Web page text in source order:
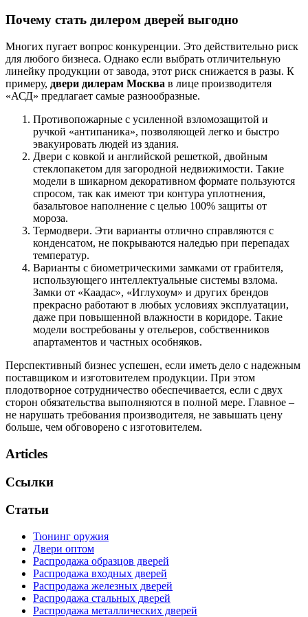
Почему стать дилером дверей выгодно
Многих пугает вопрос конкуренции. Это действительно риск
для любого бизнеса. Однако если выбрать отличительную
линейку продукции от завода, этот риск снижается в разы. К
примеру, двери дилерам Москва в лице производителя
«АСД» предлагает самые разнообразные.
Противопожарные с усиленной взломозащитой и
ручкой «антипаника», позволяющей легко и быстро
эвакуировать людей из здания.
Двери с ковкой и английской решеткой, двойным
стеклопакетом для загородной недвижимости. Такие
модели в шикарном декоративном формате пользуются
спросом, так как имеют три контура уплотнения,
базальтовое наполнение с целью 100% защиты от
мороза.
Термодвери. Эти варианты отлично справляются с
конденсатом, не покрываются наледью при перепадах
температур.
Варианты с биометрическими замками от грабителя,
использующего интеллектуальные системы взлома.
Замки от «Каадас», «Иглухоум» и других брендов
прекрасно работают в любых условиях эксплуатации,
даже при повышенной влажности в коридоре. Такие
модели востребованы у отельеров, собственников
апартаментов и частных особняков.
Перспективный бизнес успешен, если иметь дело с надежным
поставщиком и изготовителем продукции. При этом
плодотворное сотрудничество обеспечивается, если с двух
сторон обязательства выполняются в полной мере. Главное –
не нарушать требования производителя, не завышать цену
больше, чем обговорено с изготовителем.
Articles
Ссылки
Статьи
Тюнинг оружия
Двери оптом
Распродажа образцов дверей
Распродажа входных дверей
Распродажа железных дверей
Распродажа стальных дверей
Распродажа металлических дверей